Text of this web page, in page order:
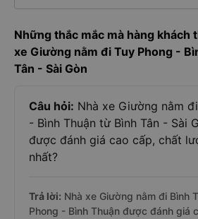
Những thắc mắc mà hàng khách
xe Giường nằm đi Tuy Phong -
Tân - Sài Gòn
Câu hỏi: Nhà xe Giường nằm
- Bình Thuận từ Bình Tân - Sài
được đánh giá cao cấp, chất
nhất?
Trả lời: Nhà xe Giường nằm đi Bình
Phong - Bình Thuận được đánh giá